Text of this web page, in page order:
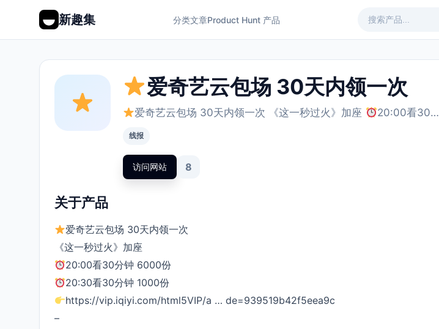
新趣集 分类文章Product Hunt 产品
爱奇艺云包场 30天内领一次
爱奇艺云包场 30天内领一次 《这一秒过火》加座 20:00看30…
线报
访问网站 8
关于产品
爱奇艺云包场 30天内领一次
️《这一秒过火》加座
20:00看30分钟 6000份
20:30看30分钟 1000份
https://vip.iqiyi.com/html5VIP/a … de=939519b42f5eea9c
–